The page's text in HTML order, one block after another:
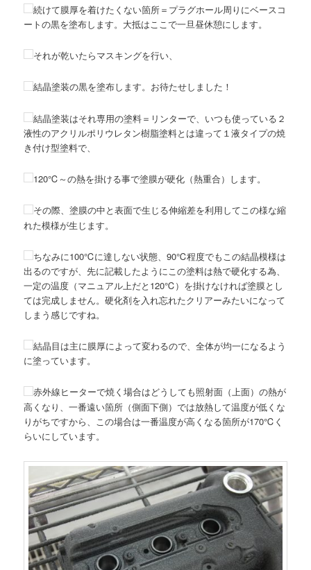
続けて膜厚を着けたくない箇所＝プラグホール周りにベースコ
ートの黒を塗布します。大抵はここで一旦昼休憩にします。
それが乾いたらマスキングを行い、
結晶塗装の黒を塗布します。お待たせしました！
結晶塗装はそれ専用の塗料＝リンターで、いつも使っている２
液性のアクリルポリウレタン樹脂塗料とは違って１液タイプの焼
き付け型塗料で、
120℃～の熱を掛ける事で塗膜が硬化（熱重合）します。
その際、塗膜の中と表面で生じる伸縮差を利用してこの様な縮
れた模様が生じます。
ちなみに100℃に達しない状態、90℃程度でもこの結晶模様は
出るのですが、先に記載したようにこの塗料は熱で硬化する為、
一定の温度（マニュアル上だと120℃）を掛けなければ塗膜とし
ては完成しません。硬化剤を入れ忘れたクリアーみたいになって
しまう感じですね。
結晶目は主に膜厚によって変わるので、全体が均一になるよう
に塗っています。
赤外線ヒーターで焼く場合はどうしても照射面（上面）の熱が
高くなり、一番遠い箇所（側面下側）では放熱して温度が低くな
りがちですから、この場合は一番温度が高くなる箇所が170℃く
らいにしています。